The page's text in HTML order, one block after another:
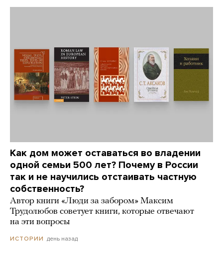
Как дом может оставаться во владении
одной семьи 500 лет? Почему в России
так и не научились отстаивать частную
собственность?
Автор книги «Люди за забором» Максим
Трудолюбов советует книги, которые отвечают
на эти вопросы
ИСТОРИИ день назад